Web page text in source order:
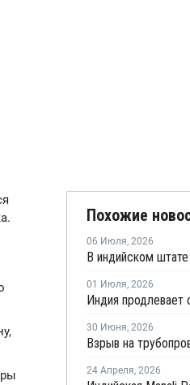
Похожие
06 Июля, 2026
01 Июля, 2026
30 Июня, 2026
24 Апреля, 2026